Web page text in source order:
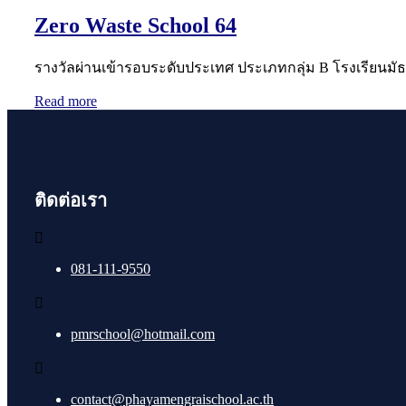
Zero Waste School 64
รางวัลผ่านเข้ารอบระดับประเทศ ประเภทกลุ่ม B โรงเรียน
Read more
ติดต่อเรา
081-111-9550
pmrschool@hotmail.com
contact@phayamengraischool.ac.th